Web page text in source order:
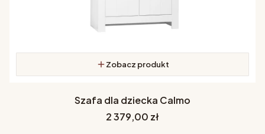
Zobacz produkt
Szafa dla dziecka Calmo
Cena
2 379,00 zł